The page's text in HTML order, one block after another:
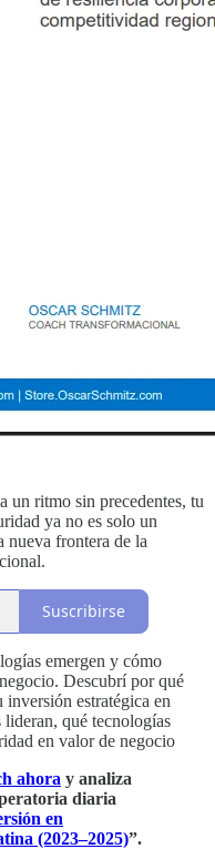
un ritmo sin precedentes, tu
ya no es solo un
nueva frontera de la
Suscribirse
emergen y cómo
Descubrí por qué
inversión estratégica en
qué tecnologías
en valor de negocio
ahora y analiza
diaria
en
(2023–2025)”.